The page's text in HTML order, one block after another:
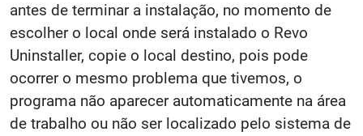
antes de terminar a instalação, no momento de
escolher o local onde será instalado o Revo
Uninstaller, copie o local destino, pois pode
ocorrer o mesmo problema que tivemos, o
programa não aparecer automaticamente na área
de trabalho ou não ser localizado pelo sistema de